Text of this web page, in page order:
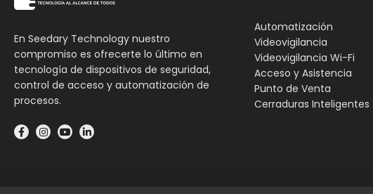
En Seedary Technology nuestro
compromiso es ofrecerte lo último en
tecnología de dispositivos de seguridad,
control de acceso y automatización de
procesos.
Automatización
Videovigilancia
Videovigilancia Wi-Fi
Acceso y Asistencia
Punto de Venta
Cerraduras Inteligentes